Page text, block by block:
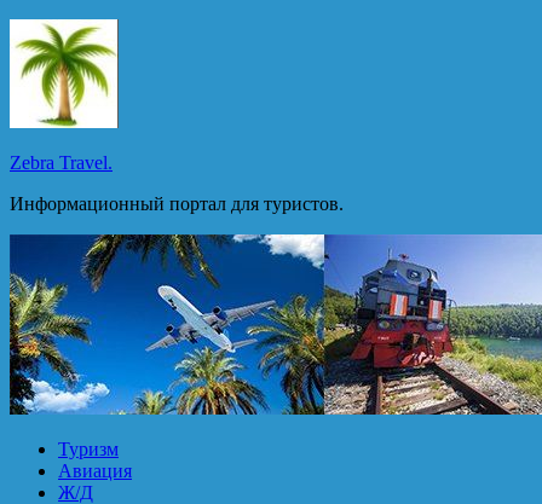
Перейти
к
содержимому
Zebra Travel.
Информационный портал для туристов.
Туризм
Авиация
Ж/Д